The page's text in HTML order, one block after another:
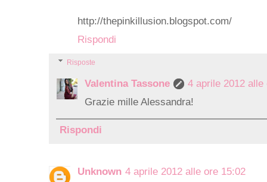
http://thepinkillusion.blogspot.com/
Rispondi
Risposte
Valentina Tassone
4 aprile 2012 alle
Grazie mille Alessandra!
Rispondi
Unknown 4 aprile 2012 alle ore 15:02